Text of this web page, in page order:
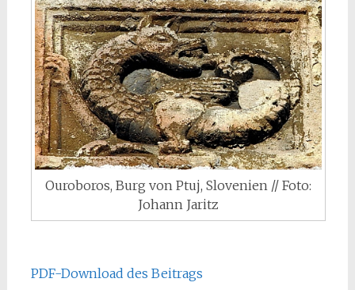
Ouroboros, Burg von Ptuj, Slovenien // Foto:
Johann Jaritz
PDF-Download des Beitrags